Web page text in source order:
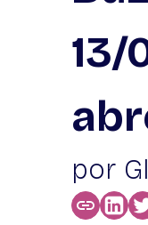
13/
por